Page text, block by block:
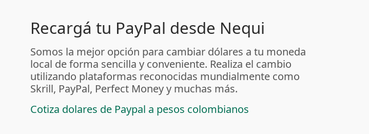
Recargá tu PayPal desde Nequi
Somos la mejor opción para cambiar dólares a tu moneda
local de forma sencilla y conveniente. Realiza el cambio
utilizando plataformas reconocidas mundialmente como
Skrill, PayPal, Perfect Money y muchas más.
Cotiza dolares de Paypal a pesos colombianos